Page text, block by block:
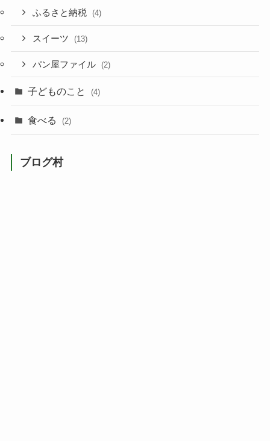
ふるさと納税 (4)
スイーツ (13)
パン屋ファイル (2)
子どものこと (4)
食べる (2)
ブログ村